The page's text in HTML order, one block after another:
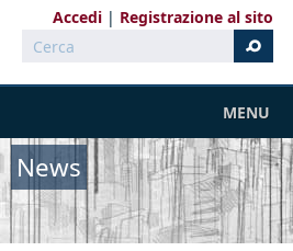
Accedi
Registrazione al sito
Cerca
MENU
News